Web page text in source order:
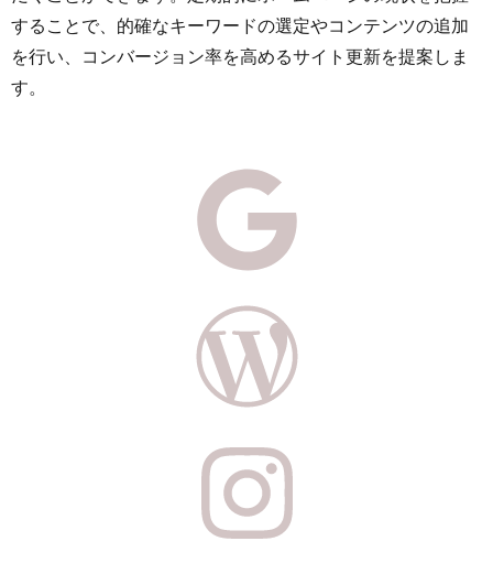
することで、的確なキーワードの選定やコンテンツの追加
を行い、コンバージョン率を高めるサイト更新を提案しま
す。